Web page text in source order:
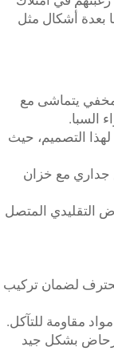
بعدة أشكال مثل
يتماشى مع
السبا.
التصميم، حيث
جداري مع خزان
التقليدي المتصل
لضمان تركيب
مقاومة للتآكل.
بشكل جيد